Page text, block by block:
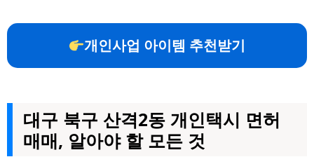
개인사업 아이템 추천받기
대구 북구 산격2동 개인택시 면허
매매, 알아야 할 모든 것